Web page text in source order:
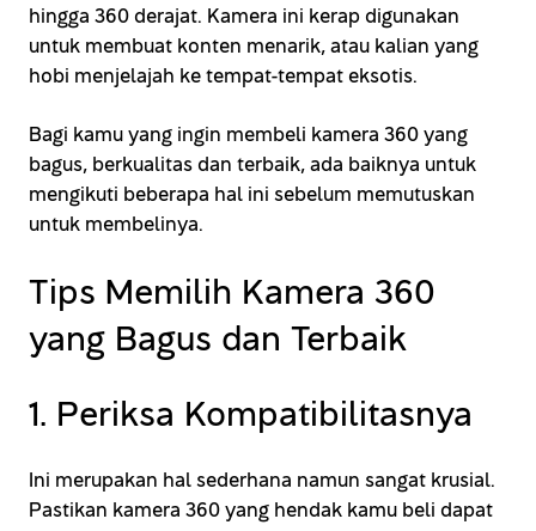
hingga 360 derajat. Kamera ini kerap digunakan
untuk membuat konten menarik, atau kalian yang
hobi menjelajah ke tempat-tempat eksotis.
Bagi kamu yang ingin membeli kamera 360 yang
bagus, berkualitas dan terbaik, ada baiknya untuk
mengikuti beberapa hal ini sebelum memutuskan
untuk membelinya.
Tips Memilih Kamera 360
yang Bagus dan Terbaik
1. Periksa Kompatibilitasnya
Ini merupakan hal sederhana namun sangat krusial.
Pastikan kamera 360 yang hendak kamu beli dapat